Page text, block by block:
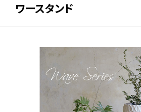
お知らせ
会社概要
デジタルカタログ
販促用POP
ワースタンド